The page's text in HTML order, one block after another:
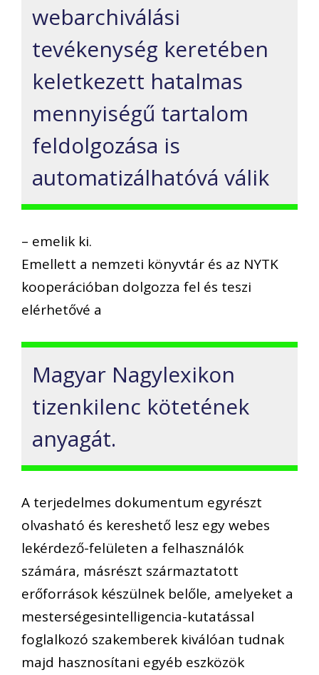
webarchiválási
tevékenység keretében
keletkezett hatalmas
mennyiségű tartalom
feldolgozása is
automatizálhatóvá válik
– emelik ki.
Emellett a nemzeti könyvtár és az NYTK
kooperációban dolgozza fel és teszi
elérhetővé a
Magyar Nagylexikon
tizenkilenc kötetének
anyagát.
A terjedelmes dokumentum egyrészt
olvasható és kereshető lesz egy webes
lekérdező-felületen a felhasználók
számára, másrészt származtatott
erőforrások készülnek belőle, amelyeket a
mesterségesintelligencia-kutatással
foglalkozó szakemberek kiválóan tudnak
majd hasznosítani egyéb eszközök